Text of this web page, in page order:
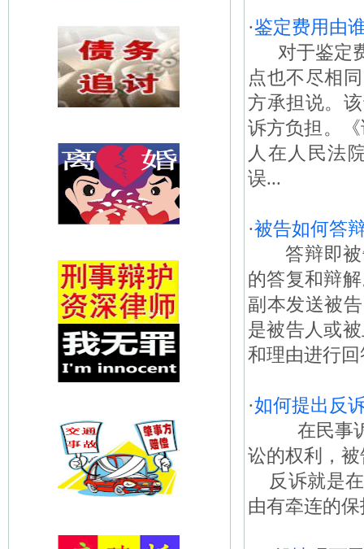
·鉴定费用由
对于鉴定费
点也不尽相
方承担说。
诉方负担。
人在人民法
误...
·被告如何答
答辩即被
的答复和辩
副本发送被
是被告人或
和理由进行
·如何提出反
在民事诉
讼的权利，
反诉就是在
由有牵连的